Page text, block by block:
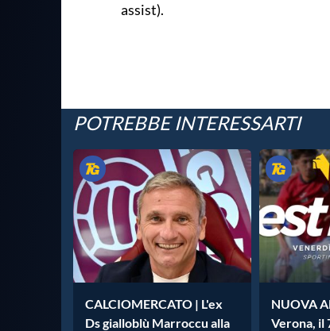
assist).
POTREBBE INTERESSARTI
CALCIOMERCATO | L'ex
Ds gialloblù Marroccu alla
NUOVA
Verona, il